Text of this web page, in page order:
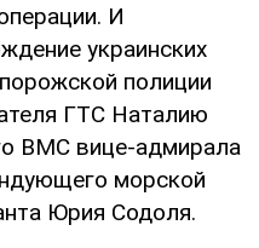
И
украинских
полиции
ГТС Наталию
ВМС вице-адмирала
морской
Юрия Содоля.